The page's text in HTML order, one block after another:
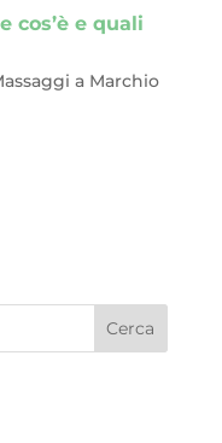
cos’è e quali
a Marchio